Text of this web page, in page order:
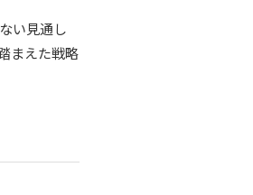
い見通し
まえた戦略